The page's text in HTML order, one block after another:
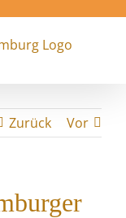
Zurück Vor